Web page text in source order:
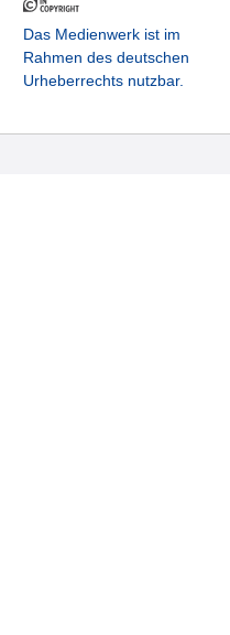
Das Medienwerk ist im
Rahmen des deutschen
Urheberrechts nutzbar.